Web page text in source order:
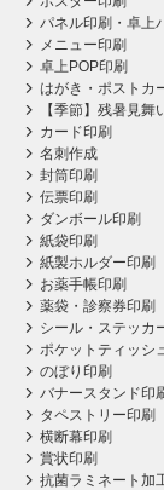
パネル印刷・卓上
メニュー印刷
卓上POP印刷
はがき・ポストカ
【季節】残暑見舞
カード印刷
名刺作成
封筒印刷
伝票印刷
ダンボール印刷
紙袋印刷
紙製ホルダー印刷
お薬手帳印刷
薬袋・診察券印刷
シール・ステッカ
ポケットティッシ
のぼり印刷
バナースタンド印
タペストリー印刷
横断幕印刷
賞状印刷
抗菌ラミネート加